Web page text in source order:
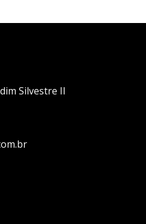
Silvestre II